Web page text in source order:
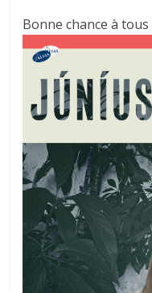
Bonne chance à tous